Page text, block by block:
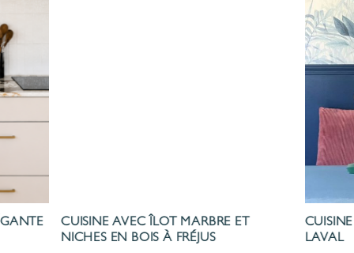
CUISINE AVEC ÎLOT MARBRE ET
NICHES EN BOIS À FRÉJUS
LAVAL